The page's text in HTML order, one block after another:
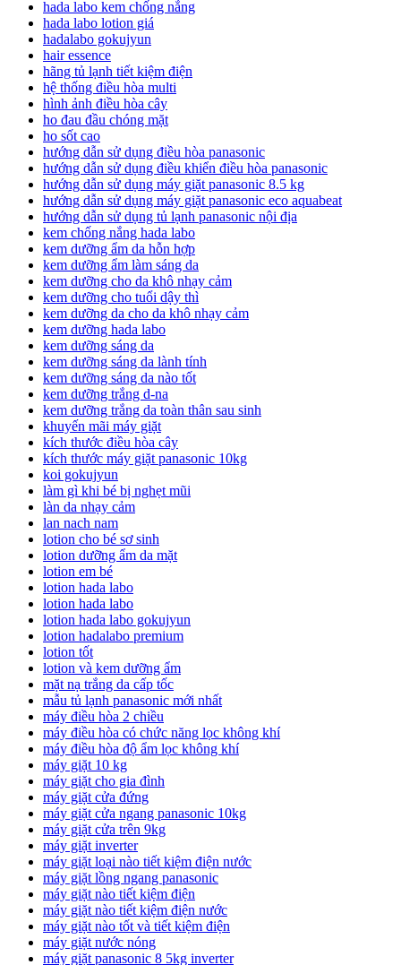
hada labo kem chống nắng
hada labo lotion giá
hadalabo gokujyun
hair essence
hãng tủ lạnh tiết kiệm điện
hệ thống điều hòa multi
hình ảnh điều hòa cây
ho đau đầu chóng mặt
ho sốt cao
hướng dẫn sử dụng điều hòa panasonic
hướng dẫn sử dụng điều khiển điều hòa panasonic
hướng dẫn sử dụng máy giặt panasonic 8.5 kg
hướng dẫn sử dụng máy giặt panasonic eco aquabeat
hướng dẫn sử dụng tủ lạnh panasonic nội địa
kem chống nắng hada labo
kem dưỡng ẩm da hỗn hợp
kem dưỡng ẩm làm sáng da
kem dưỡng cho da khô nhạy cảm
kem dưỡng cho tuổi dậy thì
kem dưỡng da cho da khô nhạy cảm
kem dưỡng hada labo
kem dưỡng sáng da
kem dưỡng sáng da lành tính
kem dưỡng sáng da nào tốt
kem dưỡng trắng d-na
kem dưỡng trắng da toàn thân sau sinh
khuyến mãi máy giặt
kích thước điều hòa cây
kích thước máy giặt panasonic 10kg
koi gokujyun
làm gì khi bé bị nghẹt mũi
làn da nhạy cảm
lan nach nam
lotion cho bé sơ sinh
lotion dưỡng ẩm da mặt
lotion em bé
lotion hada labo
lotion hada labo
lotion hada labo gokujyun
lotion hadalabo premium
lotion tốt
lotion và kem dưỡng ẩm
mặt nạ trắng da cấp tốc
mẫu tủ lạnh panasonic mới nhất
máy điều hòa 2 chiều
máy điều hòa có chức năng lọc không khí
máy điều hòa độ ẩm lọc không khí
máy giặt 10 kg
máy giặt cho gia đình
máy giặt cửa đứng
máy giặt cửa ngang panasonic 10kg
máy giặt cửa trên 9kg
máy giặt inverter
máy giặt loại nào tiết kiệm điện nước
máy giặt lồng ngang panasonic
máy giặt nào tiết kiệm điện
máy giặt nào tiết kiệm điện nước
máy giặt nào tốt và tiết kiệm điện
máy giặt nước nóng
máy giặt panasonic 8 5kg inverter